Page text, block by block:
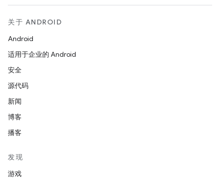
关于 ANDROID
Android
适用于企业的 Android
安全
源代码
新闻
博客
播客
发现
游戏